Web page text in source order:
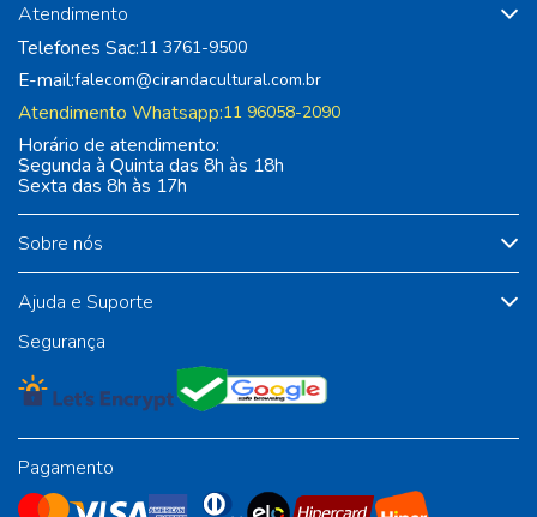
Sobre nós
Ajuda e Suporte
Atendimento
Telefones Sac:11 3761-9500
E-mail:falecom@cirandacultural.com.br
Atendimento Whatsapp:11 96058-2090
Horário de atendimento:
Segunda à Quinta das 8h às 18h
Sexta das 8h às 17h
Segurança
Pagamento